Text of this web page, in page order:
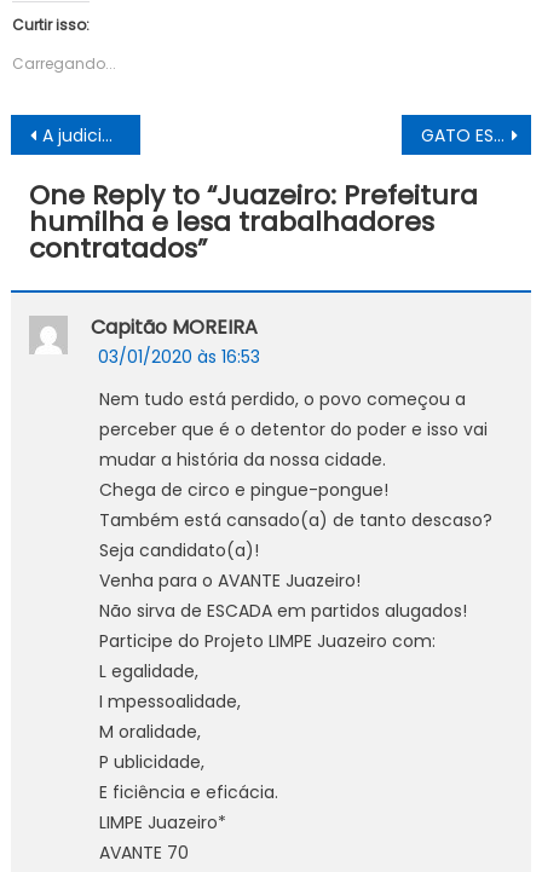
Curtir isso:
Carregando...
Navegação
de
Post
A judicialização como forma de intimidação GATO ESCALDADO TEM MEDO DE ÁGUA FRIA
One Reply to “Juazeiro: Prefeitura
humilha e lesa trabalhadores
contratados”
Capitão MOREIRA
03/01/2020 às 16:53
Nem tudo está perdido, o povo começou a
perceber que é o detentor do poder e isso vai
mudar a história da nossa cidade.
Chega de circo e pingue-pongue!
Também está cansado(a) de tanto descaso?
Seja candidato(a)!
Venha para o AVANTE Juazeiro!
Não sirva de ESCADA em partidos alugados!
Participe do Projeto LIMPE Juazeiro com:
L egalidade,
I mpessoalidade,
M oralidade,
P ublicidade,
E ficiência e eficácia.
LIMPE Juazeiro*
AVANTE 70